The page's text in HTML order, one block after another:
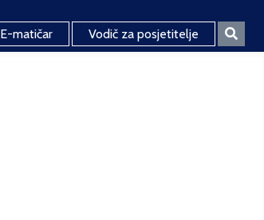
E-matičar Vodič za posjetitelje